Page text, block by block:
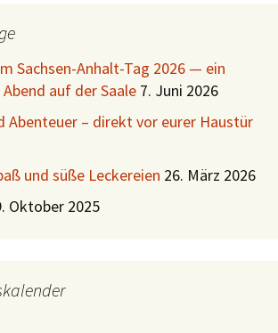
Sachsen-Anhalt-Tag 2026 — ein
auf der Saale 7. Juni 2026
Abenteuer – direkt vor eurer Haustür
und süße Leckereien 26. März 2026
Oktober 2025